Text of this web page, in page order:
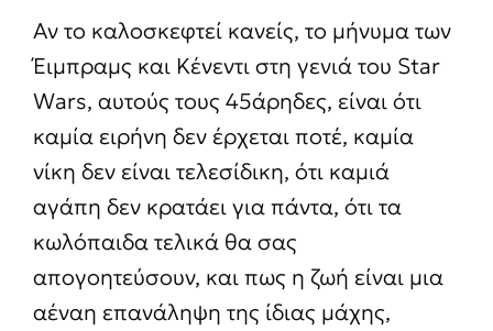
Αν το καλοσκεφτεί κανείς, το μήνυμα των
Έιμπραμς και Κένεντι στη γενιά του Star
Wars, αυτούς τους 45άρηδες, είναι ότι
καμία ειρήνη δεν έρχεται ποτέ, καμία
νίκη δεν είναι τελεσίδικη, ότι καμιά
αγάπη δεν κρατάει για πάντα, ότι τα
κωλόπαιδα τελικά θα σας
απογοητεύσουν, και πως η ζωή είναι μια
αέναη επανάληψη της ίδιας μάχης,